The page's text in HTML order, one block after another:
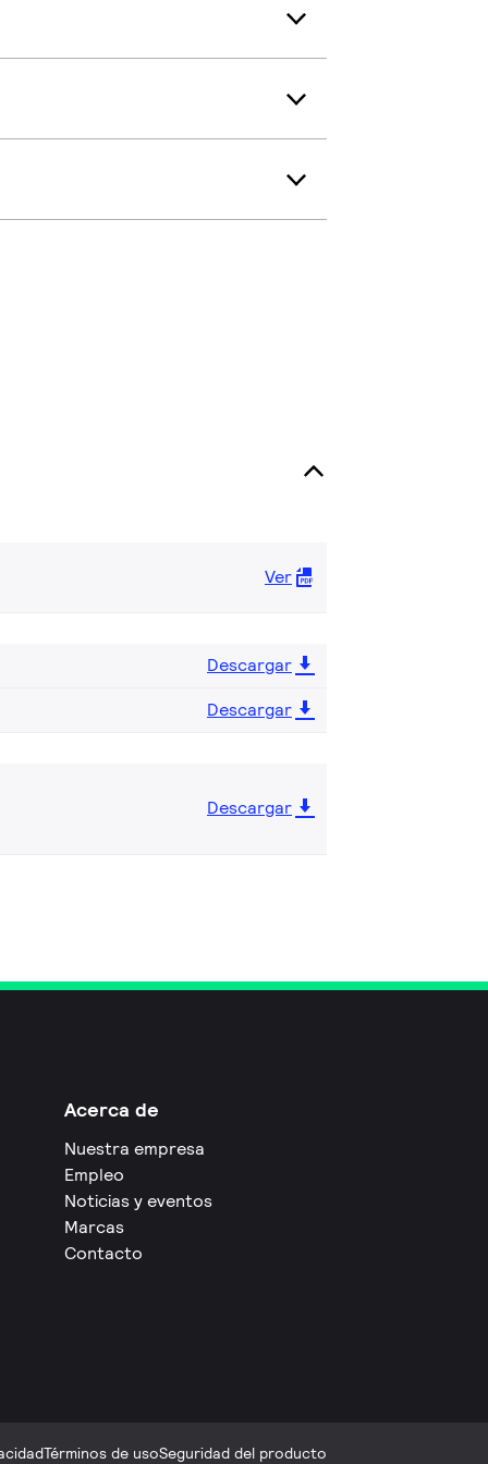
Ver
Descargar
Descargar
Descargar
Acerca de
Nuestra empresa
Empleo
Noticias y eventos
Marcas
Contacto
Términos de usoSeguridad del producto